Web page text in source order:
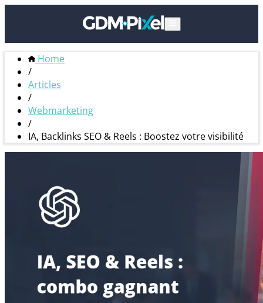
Home
/
Articles
/
Webmarketing
/
IA, Backlinks SEO & Reels : Boostez votre visibilité